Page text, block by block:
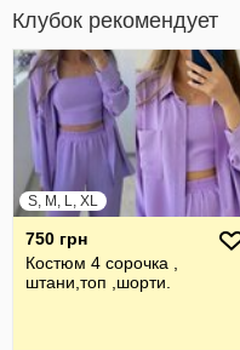
Клубок рекомендует
S, M, L, XL
750 грн
Костюм 4 сорочка ,
штани,топ ,шорти.